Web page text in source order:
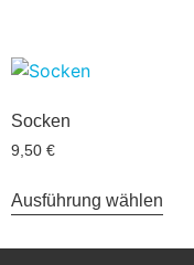
Socken
9,50 €
Ausführung wählen